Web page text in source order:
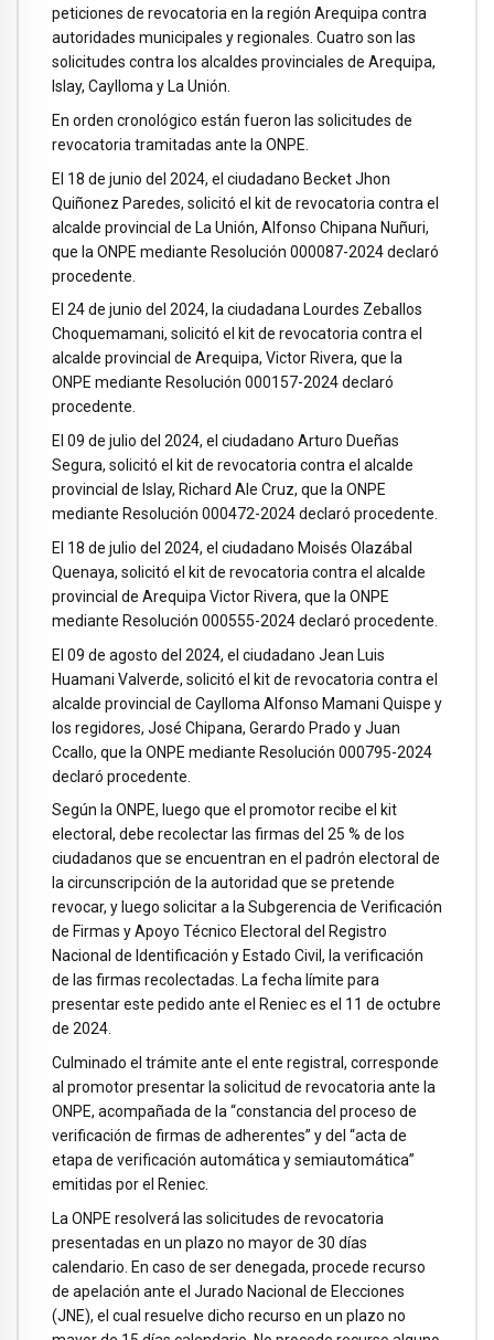
peticiones de revocatoria en la región Arequipa contra
autoridades municipales y regionales. Cuatro son las
solicitudes contra los alcaldes provinciales de Arequipa,
Islay, Caylloma y La Unión.
En orden cronológico están fueron las solicitudes de
revocatoria tramitadas ante la ONPE.
El 18 de junio del 2024, el ciudadano Becket Jhon
Quiñonez Paredes, solicitó el kit de revocatoria contra el
alcalde provincial de La Unión, Alfonso Chipana Nuñuri,
que la ONPE mediante Resolución 000087-2024 declaró
procedente.
El 24 de junio del 2024, la ciudadana Lourdes Zeballos
Choquemamani, solicitó el kit de revocatoria contra el
alcalde provincial de Arequipa, Victor Rivera, que la
ONPE mediante Resolución 000157-2024 declaró
procedente.
El 09 de julio del 2024, el ciudadano Arturo Dueñas
Segura, solicitó el kit de revocatoria contra el alcalde
provincial de Islay, Richard Ale Cruz, que la ONPE
mediante Resolución 000472-2024 declaró procedente.
El 18 de julio del 2024, el ciudadano Moisés Olazábal
Quenaya, solicitó el kit de revocatoria contra el alcalde
provincial de Arequipa Victor Rivera, que la ONPE
mediante Resolución 000555-2024 declaró procedente.
El 09 de agosto del 2024, el ciudadano Jean Luis
Huamani Valverde, solicitó el kit de revocatoria contra el
alcalde provincial de Caylloma Alfonso Mamani Quispe y
los regidores, José Chipana, Gerardo Prado y Juan
Ccallo, que la ONPE mediante Resolución 000795-2024
declaró procedente.
Según la ONPE, luego que el promotor recibe el kit
electoral, debe recolectar las firmas del 25 % de los
ciudadanos que se encuentran en el padrón electoral de
la circunscripción de la autoridad que se pretende
revocar, y luego solicitar a la Subgerencia de Verificación
de Firmas y Apoyo Técnico Electoral del Registro
Nacional de Identificación y Estado Civil, la verificación
de las firmas recolectadas. La fecha límite para
presentar este pedido ante el Reniec es el 11 de octubre
de 2024.
Culminado el trámite ante el ente registral, corresponde
al promotor presentar la solicitud de revocatoria ante la
ONPE, acompañada de la “constancia del proceso de
verificación de firmas de adherentes” y del “acta de
etapa de verificación automática y semiautomática”
emitidas por el Reniec.
La ONPE resolverá las solicitudes de revocatoria
presentadas en un plazo no mayor de 30 días
calendario. En caso de ser denegada, procede recurso
de apelación ante el Jurado Nacional de Elecciones
(JNE), el cual resuelve dicho recurso en un plazo no